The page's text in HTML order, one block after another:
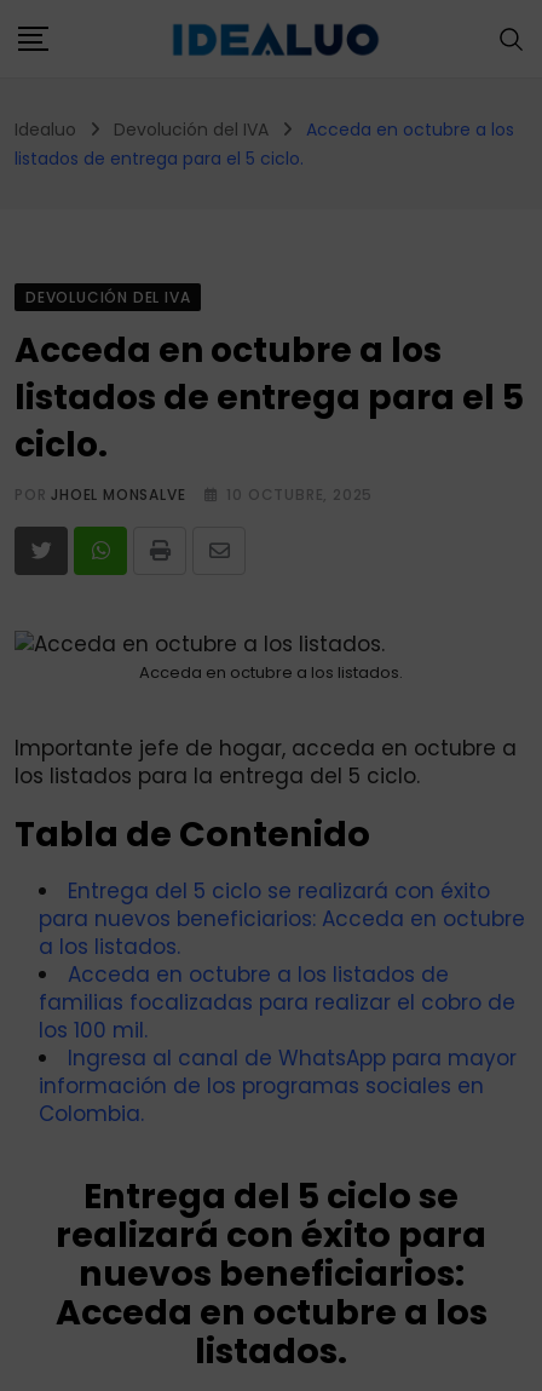
to
Idealuo Devolución del IVA
Acceda en octubre a los
listados de entrega para el 5 ciclo.
DEVOLUCIÓN DEL IVA
Acceda en octubre a los
listados de entrega para el 5
ciclo.
PORJHOEL MONSALVE 10 OCTUBRE, 2025
Print
Share
Acceda en octubre a los listados.
Importante jefe de hogar, acceda en octubre a
los listados para la entrega del 5 ciclo.
Tabla de Contenido
Entrega del 5 ciclo se realizará con éxito
para nuevos beneficiarios: Acceda en octubre
a los listados.
Acceda en octubre a los listados de
familias focalizadas para realizar el cobro de
los 100 mil.
Ingresa al canal de WhatsApp para mayor
información de los programas sociales en
Colombia.
Entrega del 5 ciclo se
realizará con éxito para
nuevos beneficiarios:
Acceda en octubre a los
listados.